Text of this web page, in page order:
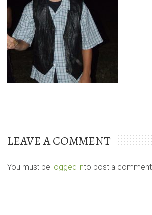
LEAVE A COMMENT
You must be logged into post a comment.